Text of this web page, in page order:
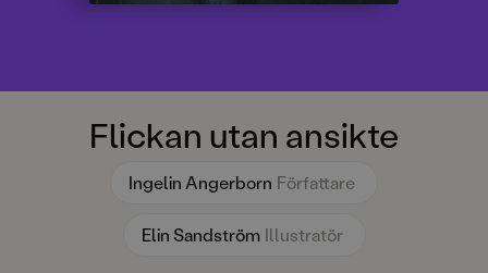
Flickan utan ansikte
Ingelin Angerborn Författare
Elin Sandström Illustratör